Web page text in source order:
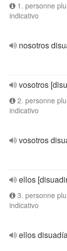
1. personne
indicativo
nosotros
vosotros
2. personne
indicativo
vosotros
ellos
3. personne
indicativo
ellos